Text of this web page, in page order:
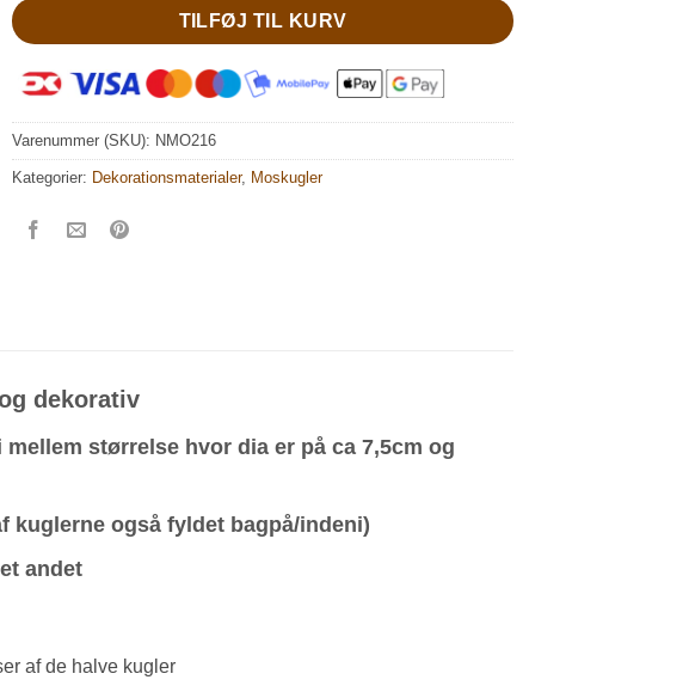
TILFØJ TIL KURV
Varenummer (SKU): NMO216
Kategorier: Dekorationsmaterialer, Moskugler
dekorativ
størrelse hvor dia er på ca 7,5cm og
kuglerne også fyldet bagpå/indeni)
andet
af de halve kugler